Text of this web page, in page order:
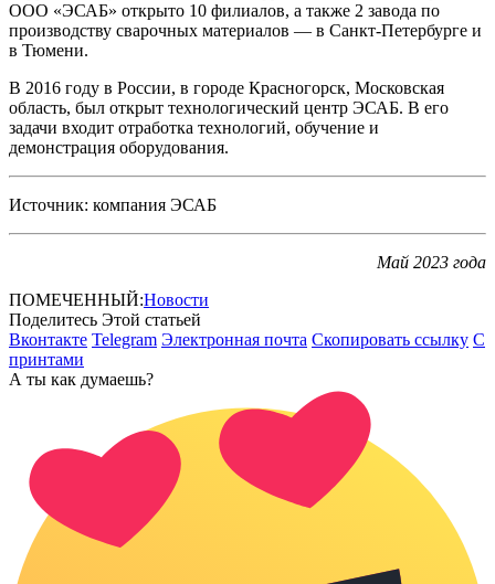
OOO «ЭСАБ» открыто 10 филиалов, а также 2 завода по
производству сварочных материалов — в Санкт-Петербурге и
в Тюмени.
В 2016 году в России, в городе Красногорск, Московская
область, был открыт технологический центр ЭСАБ. В его
задачи входит отработка технологий, обучение и
демонстрация оборудования.
Источник: компания ЭСАБ
Май 2023 года
ПОМЕЧЕННЫЙ:Новости
Поделитесь Этой статьей
Вконтакте Telegram Электронная почта Скопировать ссылку С
принтами
А ты как думаешь?